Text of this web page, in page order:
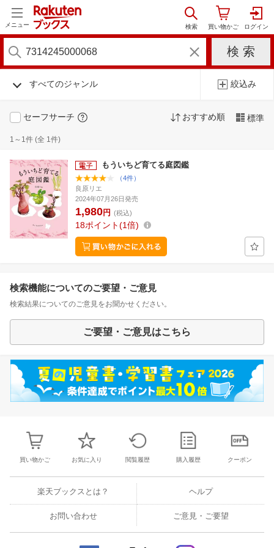
メニュー
すべてのジャンル 絞込み
セーフサーチ おすすめ順 標準
1～1件 (全 1件)
もういちど育てる庭図鑑
（4件）
良原リエ
2024年07月26日発売
1,980円 (税込)
18ポイント 1倍
検索機能についてのご要望・ご意見
検索結果についてのご意見をお聞かせください。
ご要望・ご意見はこちら
買い物かご お気に入り 閲覧履歴 購入履歴 クーポン
楽天ブックスとは？ ヘルプ
お問い合わせ ご意見・ご要望